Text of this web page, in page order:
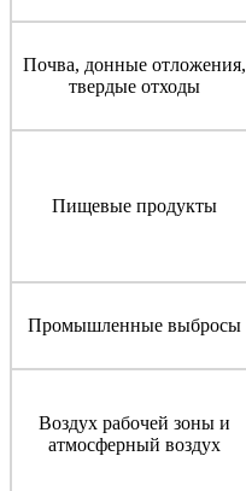
Почва, донные отложения,
твердые отходы
Пищевые продукты
Промышленные выбросы
Воздух рабочей зоны и
атмосферный воздух